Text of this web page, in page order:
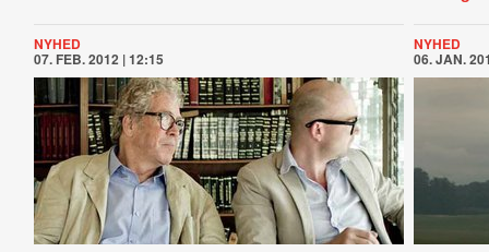
NYHED
07. FEB. 2012 | 12:15
NYHED
06. JAN.